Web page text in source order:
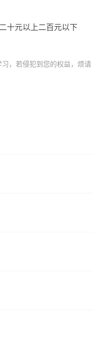
十元以上二百元以下
，若侵犯到您的权益，烦请